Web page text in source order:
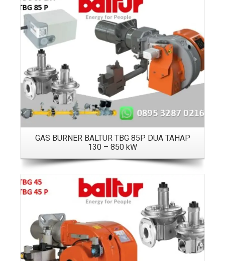
Details
GAS BURNER BALTUR TBG 85P DUA TAHAP
130 – 850 kW
Details